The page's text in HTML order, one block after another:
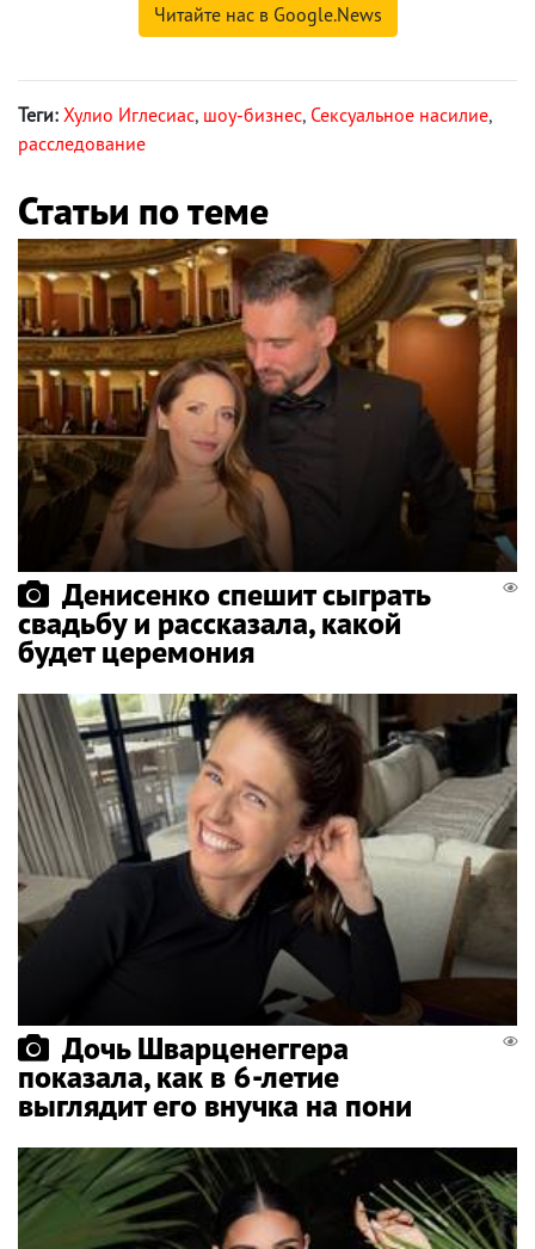
Читайте нас в Google.News
Теги: Хулио Иглесиас, шоу-бизнес, Сексуальное насилие,
расследование
Статьи по теме
Денисенко спешит сыграть
свадьбу и рассказала, какой
будет церемония
Дочь Шварценеггера
показала, как в 6-летие
выглядит его внучка на пони